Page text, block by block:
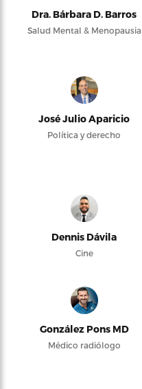
Dra. Bárbara D. Barros
Salud Mental & Menopausia
José Julio Aparicio
Política y derecho
Dennis Dávila
Cine
González Pons MD
Médico radiólogo